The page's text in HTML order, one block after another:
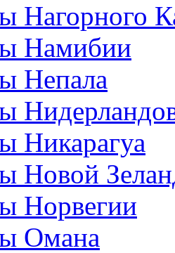
Нагорного
Намибии
Непала
Никарагуа
Новой
Норвегии
Омана